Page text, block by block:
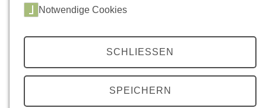
Wirtschaftsgeschichte der Universität Zürich.
Seine Forschungsschwerpunkte sind: Geschichte
des Wissens, Theorie der Geschichtswissenschaft,
Geschichte des Kalten Krieges, Stadtgeschichte,
Körper- und Sexualitätsgeschichte.
Notwendige Cookies
SCHLIESSEN
SPEICHERN